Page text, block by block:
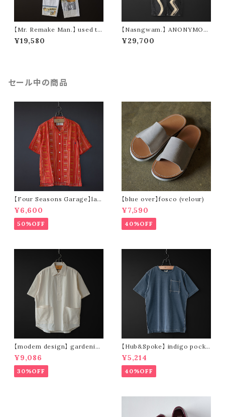
【Mr. Remake Man.】 used ta
pestry remake pants ④ (siz
e M)
¥19,580
【Nasngwam.】 ANONYMOU
S PANTS (size M)
¥29,700
セール中の商品
【Four Seasons Garage】lad
der stripe open collar s/s s
hirt (orange)
¥6,600
50%OFF
【blue over】fosco (velour)
¥7,590
40%OFF
【modem design】 gardenin
g s/s shirt (sand)
¥9,086
30%OFF
【Hub&Spoke】 indigo pocke
t t-shirt (light indigo)
¥5,214
40%OFF